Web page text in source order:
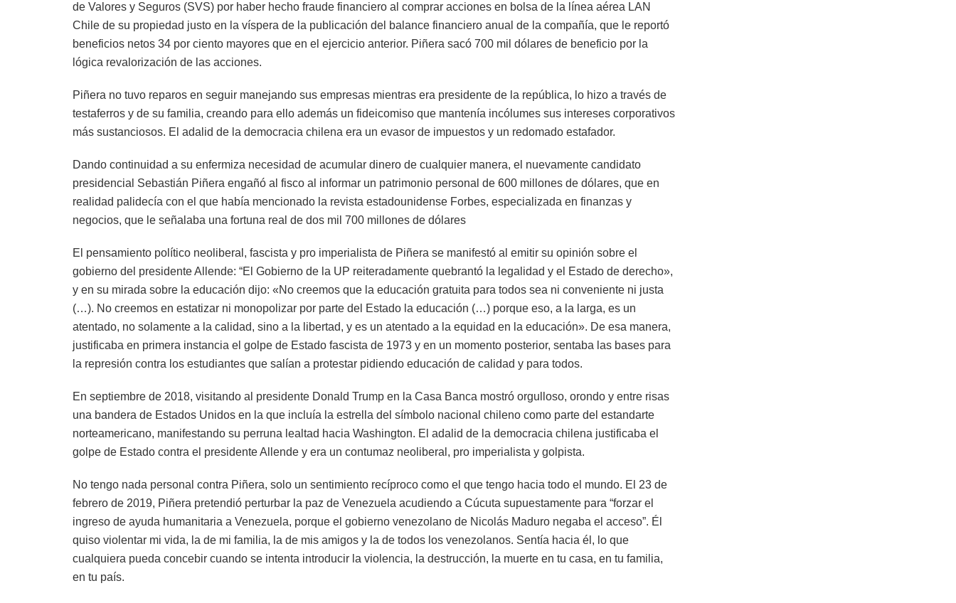
de Valores y Seguros (SVS) por haber hecho fraude financiero al comprar acciones en bolsa de la línea aérea LAN
Chile de su propiedad justo en la víspera de la publicación del balance financiero anual de la compañía, que le reportó
beneficios netos 34 por ciento mayores que en el ejercicio anterior. Piñera sacó 700 mil dólares de beneficio por la
lógica revalorización de las acciones.
Piñera no tuvo reparos en seguir manejando sus empresas mientras era presidente de la república, lo hizo a través de
testaferros y de su familia, creando para ello además un fideicomiso que mantenía incólumes sus intereses corporativos
más sustanciosos. El adalid de la democracia chilena era un evasor de impuestos y un redomado estafador.
Dando continuidad a su enfermiza necesidad de acumular dinero de cualquier manera, el nuevamente candidato
presidencial Sebastián Piñera engañó al fisco al informar un patrimonio personal de 600 millones de dólares, que en
realidad palidecía con el que había mencionado la revista estadounidense Forbes, especializada en finanzas y
negocios, que le señalaba una fortuna real de dos mil 700 millones de dólares
El pensamiento político neoliberal, fascista y pro imperialista de Piñera se manifestó al emitir su opinión sobre el
gobierno del presidente Allende: “El Gobierno de la UP reiteradamente quebrantó la legalidad y el Estado de derecho»,
y en su mirada sobre la educación dijo: «No creemos que la educación gratuita para todos sea ni conveniente ni justa
(…). No creemos en estatizar ni monopolizar por parte del Estado la educación (…) porque eso, a la larga, es un
atentado, no solamente a la calidad, sino a la libertad, y es un atentado a la equidad en la educación». De esa manera,
justificaba en primera instancia el golpe de Estado fascista de 1973 y en un momento posterior, sentaba las bases para
la represión contra los estudiantes que salían a protestar pidiendo educación de calidad y para todos.
En septiembre de 2018, visitando al presidente Donald Trump en la Casa Banca mostró orgulloso, orondo y entre risas
una bandera de Estados Unidos en la que incluía la estrella del símbolo nacional chileno como parte del estandarte
norteamericano, manifestando su perruna lealtad hacia Washington. El adalid de la democracia chilena justificaba el
golpe de Estado contra el presidente Allende y era un contumaz neoliberal, pro imperialista y golpista.
No tengo nada personal contra Piñera, solo un sentimiento recíproco como el que tengo hacia todo el mundo. El 23 de
febrero de 2019, Piñera pretendió perturbar la paz de Venezuela acudiendo a Cúcuta supuestamente para “forzar el
ingreso de ayuda humanitaria a Venezuela, porque el gobierno venezolano de Nicolás Maduro negaba el acceso”. Él
quiso violentar mi vida, la de mi familia, la de mis amigos y la de todos los venezolanos. Sentía hacia él, lo que
cualquiera pueda concebir cuando se intenta introducir la violencia, la destrucción, la muerte en tu casa, en tu familia,
en tu país.